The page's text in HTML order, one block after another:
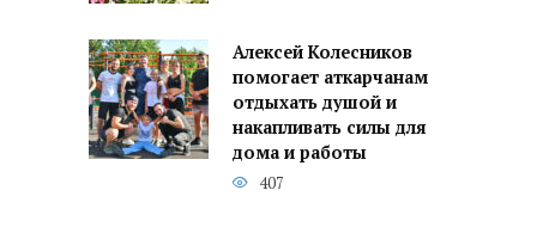
Алексей Колесников
помогает аткарчанам
отдыхать душой и
накапливать силы для
дома и работы
407